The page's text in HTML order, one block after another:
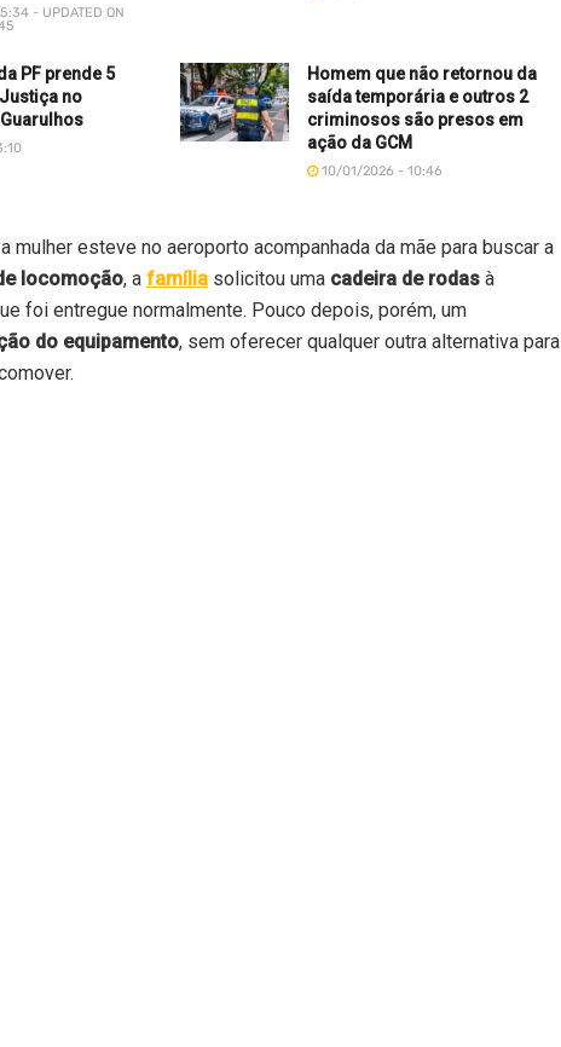
- UPDATED ON
PF prende 5
no
Homem que não retornou da
saída temporária e outros 2
criminosos são presos em
ação da GCM
10/01/2026 - 10:46
mulher esteve no aeroporto acompanhada da mãe para buscar a
locomoção, a família solicitou uma cadeira de rodas à
foi entregue normalmente. Pouco depois, porém, um
do equipamento, sem oferecer qualquer outra alternativa para